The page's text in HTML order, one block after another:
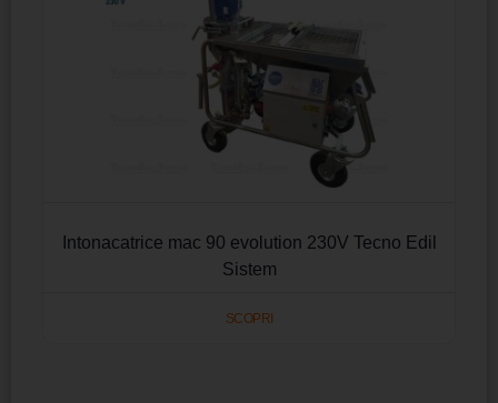
Intonacatrice mac 90 evolution 230V Tecno Edil
Sistem
SCOPRI